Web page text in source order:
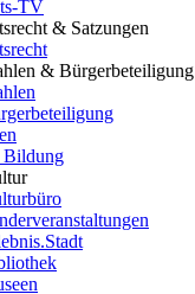
TV
& Satzungen
& Bürgerbeteiligung